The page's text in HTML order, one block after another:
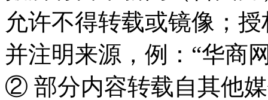
允许不得转载或镜像；
并注明来源，例：“华商
② 部分内容转载自其他